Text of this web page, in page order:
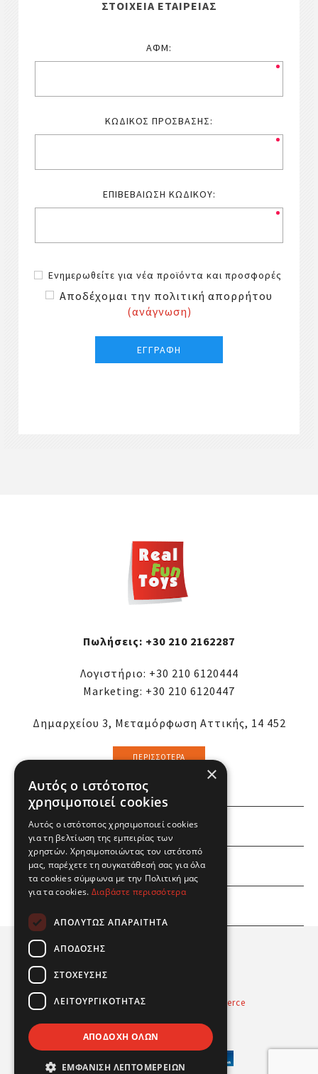
ΣΤΟΙΧΕΊΑ ΕΤΑΙΡΕΊΑΣ
ΑΦΜ:
ΚΩΔΙΚΌΣ ΠΡΌΣΒΑΣΗΣ:
ΕΠΙΒΕΒΑΊΩΣΗ ΚΩΔΙΚΟΎ:
Ενημερωθείτε για νέα προϊόντα και προσφορές
Αποδέχομαι την πολιτική απορρήτου
(ανάγνωση)
Πωλήσεις: +30 210 2162287
Λογιστήριο: +30 210 6120444
Marketing: +30 210 6120447
Δημαρχείου 3, Μεταμόρφωση Αττικής, 14 452
ΠΕΡΙΣΣΌΤΕΡΑ
ΕΜΕΙΣ
ΕΣΕΙΣ
Powered byRadicode
nopCommerce
×
Αυτός ο ιστότοπος
χρησιμοποιεί cookies
Αυτός ο ιστότοπος χρησιμοποιεί cookies
για τη βελτίωση της εμπειρίας των
χρηστών. Χρησιμοποιώντας τον ιστότοπό
μας, παρέχετε τη συγκατάθεσή σας για όλα
τα cookies σύμφωνα με την Πολιτική μας
για τα cookies. Διαβάστε περισσότερα
ΑΠΟΛΎΤΩΣ ΑΠΑΡΑΊΤΗΤΑ
ΑΠΌΔΟΣΗΣ
ΣΤΌΧΕΥΣΗΣ
ΛΕΙΤΟΥΡΓΙΚΌΤΗΤΑΣ
ΑΠΟΔΟΧΉ ΌΛΩΝ
ΕΜΦΆΝΙΣΗ ΛΕΠΤΟΜΕΡΕΙΏΝ